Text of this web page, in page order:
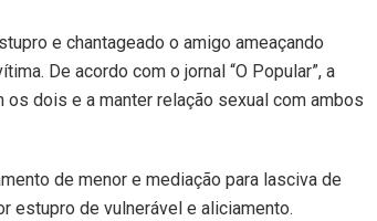
e chantageado o amigo ameaçando
De acordo com o jornal “O Popular”, a
dois e a manter relação sexual com ambos
de menor e mediação para lasciva de
estupro de vulnerável e aliciamento.